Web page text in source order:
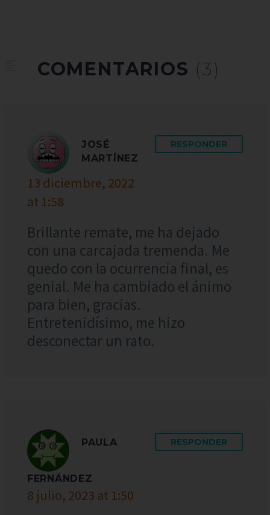
COMENTARIOS (3)
JOSÉ
MARTÍNEZ
13 diciembre, 2022
at 1:58
RESPONDER
Brillante remate, me ha dejado
con una carcajada tremenda. Me
quedo con la ocurrencia final, es
genial. Me ha cambiado el ánimo
para bien, gracias.
Entretenidísimo, me hizo
desconectar un rato.
PAULA
FERNÁNDEZ
8 julio, 2023 at 1:50
RESPONDER